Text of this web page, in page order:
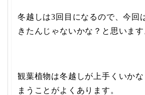
冬越しは3回目になるので、今回
きたんじゃないかな？と思います
観葉植物は冬越しが上手くいか
まうことがよくあります。